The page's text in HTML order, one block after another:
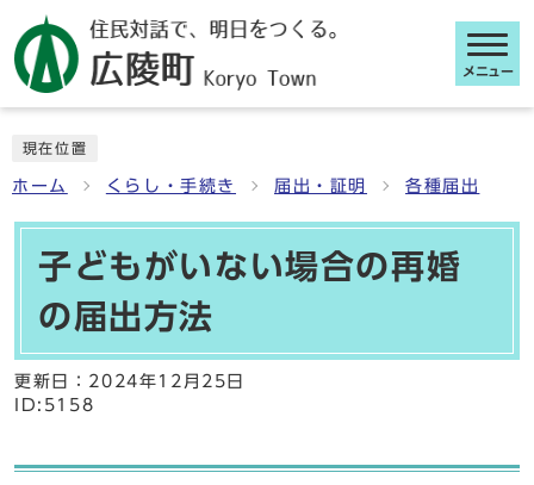
メニュー
現在位置
ホーム くらし・手続き 届出・証明 各種届出
子どもがいない場合の再婚
の届出方法
更新日： 2024年12月25日
ID:5158